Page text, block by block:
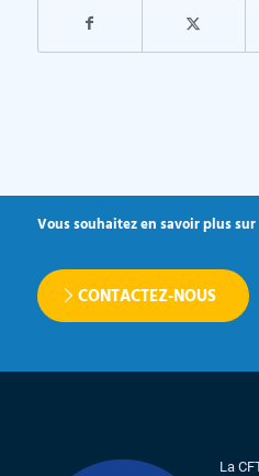
Vous souhaitez en savoir plus
CONTACTEZ-NOUS
La